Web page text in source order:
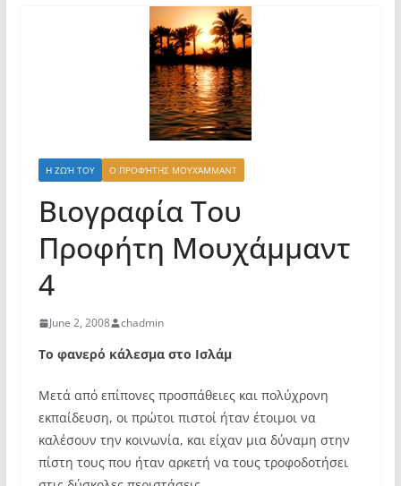
Η ΖΩΉ ΤΟΥ Ο ΠΡΟΦΉΤΗΣ ΜΟΥΧΆΜΜΑΝΤ
Βιογραφία Του
Προφήτη Μουχάμμαντ
4
June 2, 2008 chadmin
Το φανερό κάλεσμα στο Ισλάμ
Μετά από επίπονες προσπάθειες και πολύχρονη
εκπαίδευση, οι πρώτοι πιστοί ήταν έτοιμοι να
καλέσουν την κοινωνία, και είχαν μια δύναμη στην
πίστη τους που ήταν αρκετή να τους τροφοδοτήσει